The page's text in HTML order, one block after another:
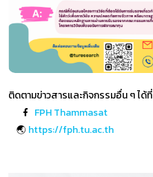
ติดตามข่าวสารและกิจกรรมอื่น ๆ ได้ที่
FPH Thammasat
🌏 https://fph.tu.ac.th